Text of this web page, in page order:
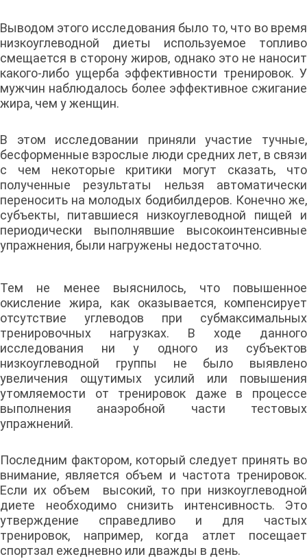
Выводом этого исследования было то, что во время
низкоуглеводной диеты используемое топливо
смещается в сторону жиров, однако это не наносит
какого-либо ущерба эффективности тренировок. У
мужчин наблюдалось более эффективное сжигание
жира, чем у женщин.
В этом исследовании приняли участие тучные,
бесформенные взрослые люди средних лет, в связи
с чем некоторые критики могут сказать, что
полученные результаты нельзя автоматически
переносить на молодых бодибилдеров. Конечно же,
субъекты, питавшиеся низкоуглеводной пищей и
периодически выполнявшие высокоинтенсивные
упражнения, были нагружены недостаточно.
Тем не менее выяснилось, что повышенное
окисление жира, как оказывается, компенсирует
отсутствие углеводов при субмаксимальных
тренировочных нагрузках. В ходе данного
исследования ни у одного из субъектов
низкоуглеводной группы не было выявлено
увеличения ощутимых усилий или повышения
утомляемости от тренировок даже в процессе
выполнения анаэробной части тестовых
упражнений.
Последним фактором, который следует принять во
внимание, является объем и частота тренировок.
Если их объем высокий, то при низкоуглеводной
диете необходимо снизить интенсивность. Это
утверждение справедливо и для частых
тренировок, например, когда атлет посещает
спортзал ежедневно или дважды в день.